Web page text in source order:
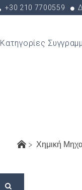
+30 210 7700559
Κατηγορίες
> Χημική
Αναζήτηση